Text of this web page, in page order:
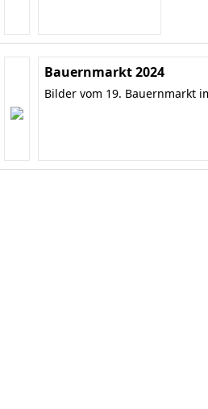
Bauernmarkt 2024
Bilder vom 19. Bauernmarkt